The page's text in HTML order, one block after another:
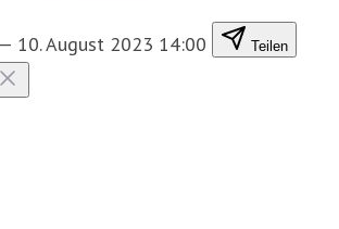
— 10. August 2023 14:00 Teilen